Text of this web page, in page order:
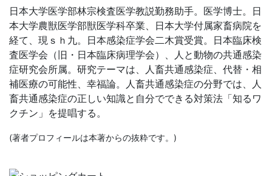
日本大学医学部林宗検査医学教説勤務助手。医学博士。日
本大学農獣医学部獣医学科卒業、日本大学付属家畜病院を
経て、現ｓｈ九。日本感染症学会二木賞受賞。日本臨床検
査医学会（旧・日本臨床病理学会）、人と動物の共通感染
症研究会所属。研究テーマは、人畜共通感染症、代替・相
補医療の可能性、幸福論。人畜共通感染症の分野では、人
畜共通感染症の正しい知識と自分でできる対策法「知るワ
クチン」を提唱する。
(著者プロフィールは本著からの抜粋です。)